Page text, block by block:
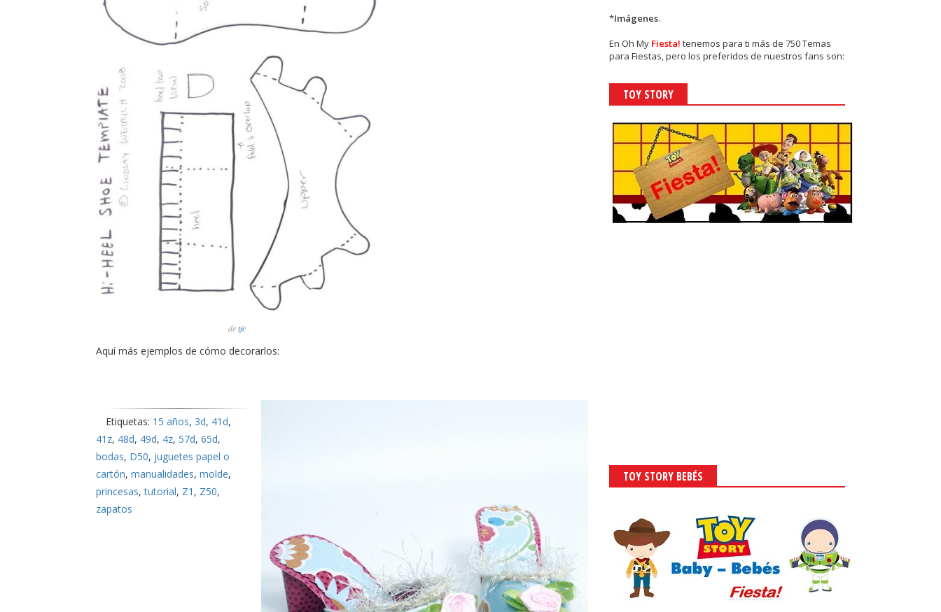
detfc
Aquí más ejemplos de cómo decorarlos:
Etiquetas: 15 años, 3d, 41d,
41z, 48d, 49d, 4z, 57d, 65d,
bodas, D50, juguetes papel o
cartón, manualidades, molde,
princesas,tutorial, Z1 , Z50,
zapatos
*Imágenes.
EnOh My Fiesta! tenemos para ti más de 750 Temas
para Fiestas, pero los preferidos de nuestros fans son:
TOY STORY
TOY STORY BEBÉS